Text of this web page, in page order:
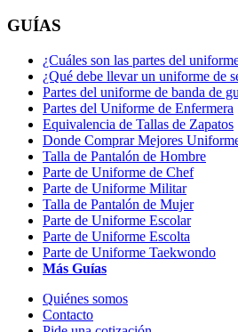
GUÍAS
¿Cuáles son las partes del
¿Qué debe llevar un uniforme de
Partes del uniforme de banda de
Partes del Uniforme de Enfermera
Equivalencia de Tallas de Zapatos
Donde Comprar Mejores
Talla de Pantalón de Hombre
Parte de Uniforme de Chef
Parte de Uniforme Militar
Talla de Pantalón de Mujer
Parte de Uniforme Escolar
Parte de Uniforme Escolta
Parte de Uniforme Taekwondo
Más Guías
Quiénes somos
Contacto